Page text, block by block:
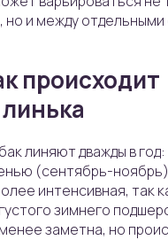
но и между
происходит
линяют дважды в
(сентябрь-
интенсивная, так
зимнего
заметна, но